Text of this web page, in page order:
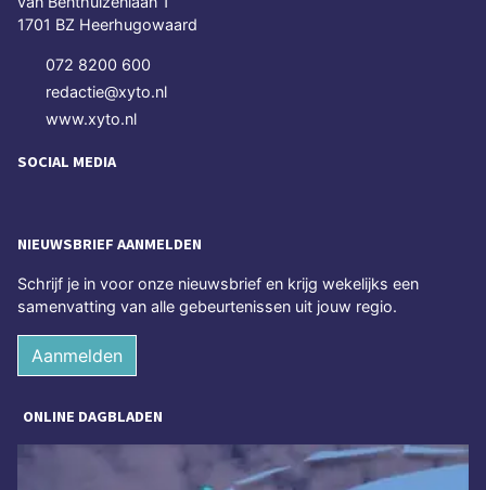
1701 BZ Heerhugowaard
072 8200 600
redactie@xyto.nl
www.xyto.nl
SOCIAL MEDIA
NIEUWSBRIEF AANMELDEN
Schrijf je in voor onze nieuwsbrief en krijg wekelijks een
samenvatting van alle gebeurtenissen uit jouw regio.
Aanmelden
ONLINE DAGBLADEN